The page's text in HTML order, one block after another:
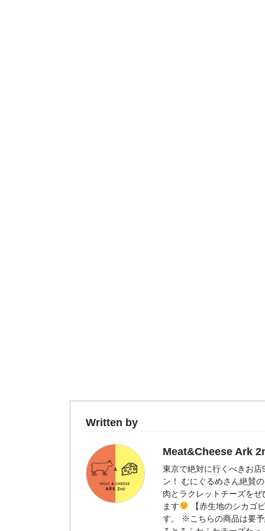
Written by
Meat&Cheese Ark
東京で絶対に行くべきお
ン！ むにぐるめさん絶賛
肉とラクレットチーズを
ます
【赤生地のシカゴ
す。 ※こちらの商品は要